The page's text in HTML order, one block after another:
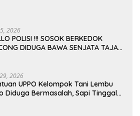
2026
POLISI !!! SOSOK BERKEDOK
DIDUGA BAWA SENJATA TAJAM
2026
UPPO Kelompok Tani Lembu
Diduga Bermasalah, Sapi Tinggal